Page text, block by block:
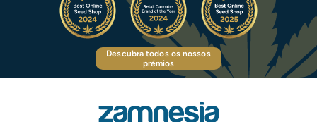
Descubra todos os nossos
prémios